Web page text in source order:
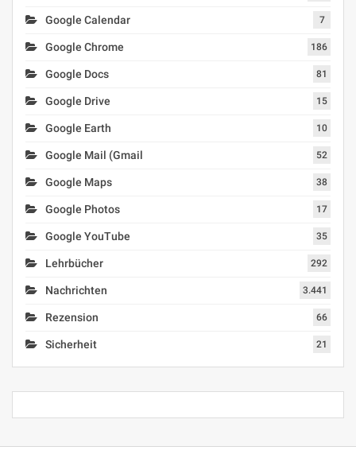
Google Calendar 7
Google Chrome 186
Google Docs 81
Google Drive 15
Google Earth 10
Google Mail (Gmail 52
Google Maps 38
Google Photos 17
Google YouTube 35
Lehrbücher 292
Nachrichten 3.441
Rezension 66
Sicherheit 21